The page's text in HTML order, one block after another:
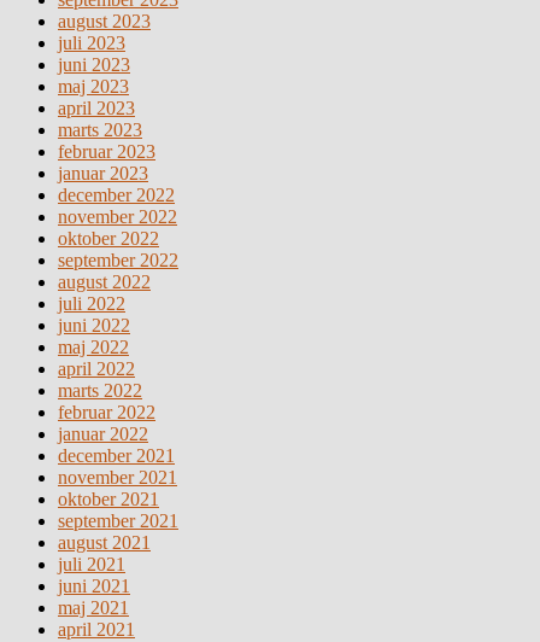
august 2023
juli 2023
juni 2023
maj 2023
april 2023
marts 2023
februar 2023
januar 2023
december 2022
november 2022
oktober 2022
september 2022
august 2022
juli 2022
juni 2022
maj 2022
april 2022
marts 2022
februar 2022
januar 2022
december 2021
november 2021
oktober 2021
september 2021
august 2021
juli 2021
juni 2021
maj 2021
april 2021